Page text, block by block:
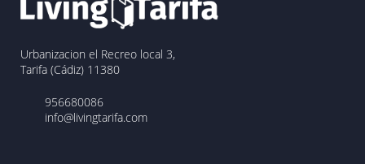
Urbanizacion el Recreo local 3,
Tarifa (Cádiz) 11380
956680086
info@livingtarifa.com